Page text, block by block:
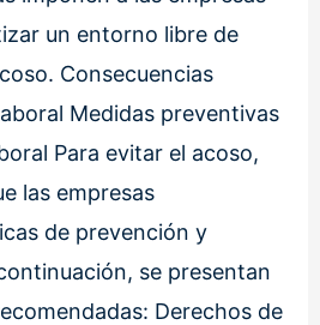
un entorno libre de
Consecuencias
Medidas preventivas
Para evitar el acoso,
las empresas
de prevención y
se presentan
Derechos de